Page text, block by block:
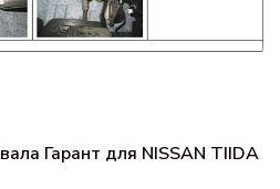
Гарант для NISSAN TIIDA